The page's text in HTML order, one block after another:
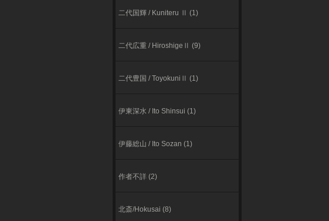
二代国輝 / Kuniteru Ⅱ (1)
二代広重 / HiroshigeⅡ (9)
二代豊国 / ToyokuniⅡ (1)
伊東深⽔ / Ito Shinsui (1)
伊藤総山 / Ito Sozan (1)
作者不詳 (2)
北斎/Hokusai (8)